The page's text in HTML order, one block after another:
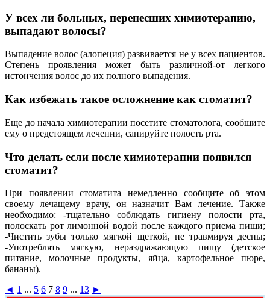
У всех ли больных, перенесших химиотерапию,
выпадают волосы?
Выпадение волос (алопеция) развивается не у всех пациентов.
Степень проявления может быть различной-от легкого
истончения волос до их полного выпадения.
Как избежать такое осложнение как стоматит?
Еще до начала химиотерапии посетите стоматолога, сообщите
ему о предстоящем лечении, санируйте полость рта.
Что делать если после химиотерапии появился
стоматит?
При появлении стоматита немедленно сообщите об этом
своему лечащему врачу, он назначит Вам лечение. Также
необходимо: -тщательно соблюдать гигиену полости рта,
полоскать рот лимонной водой после каждого приема пищи;
-Чистить зубы только мягкой щеткой, не травмируя десны;
-Употреблять мягкую, нераздражающую пищу (детское
питание, молочные продукты, яйца, картофельное пюре,
бананы).
◄ 1 ... 5 6 7 8 9 ... 13 ►